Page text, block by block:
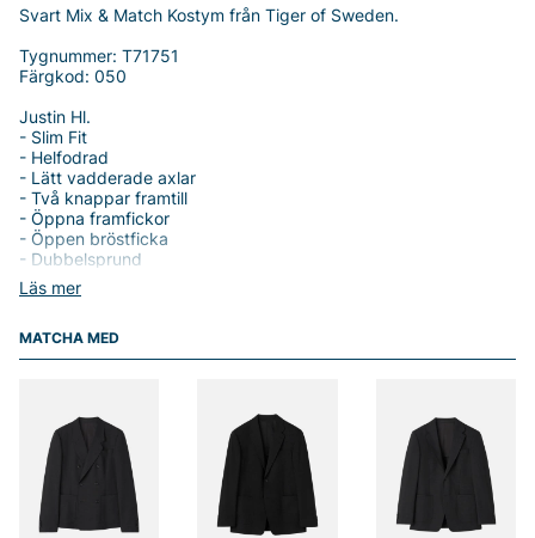
Läs mer
Svart Mix & Match Kostym från Tiger of Sweden.
Tygnummer: T71751
Färgkod: 050
Justin Hl.
- Slim Fit
- Helfodrad
- Lätt vadderade axlar
- Två knappar framtill
- Öppna framfickor
- Öppen bröstficka
- Dubbelsprund
- Kavaj herr
- Normal midja
- Smala ben
- Zipgylf och hake
- Kostymbyxa herr
Tack för att du handlar i vår webbshop. Besök oss även i vår
butik i Vingåker.
Läs mer på www.vfo.se
MATCHA MED